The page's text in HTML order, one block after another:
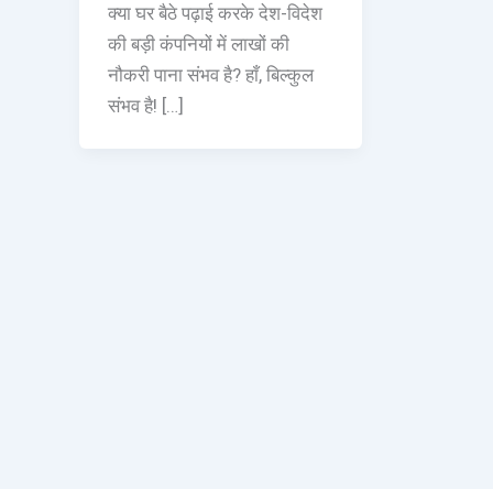
क्या घर बैठे पढ़ाई करके देश-विदेश
की बड़ी कंपनियों में लाखों की
नौकरी पाना संभव है? हाँ, बिल्कुल
संभव है! […]